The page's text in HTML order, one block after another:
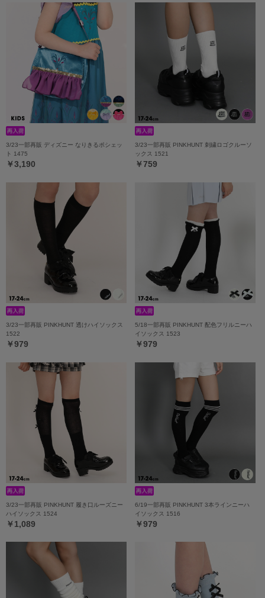
3/23一部再販 ディズニー なりきるポシェッ
ト 1475
￥3,190
3/23一部再販 PINKHUNT 刺繍ロゴクルーソ
ックス 1521
￥759
3/23一部再販 PINKHUNT 透けハイソックス
1522
￥979
5/18一部再販 PINKHUNT 配色フリルニーハ
イソックス 1523
￥979
3/23一部再販 PINKHUNT 履き口ルーズニー
ハイソックス 1524
￥1,089
6/19一部再販 PINKHUNT 3本ラインニーハ
イソックス 1516
￥979